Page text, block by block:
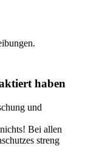
haben
und
Bei allen
streng